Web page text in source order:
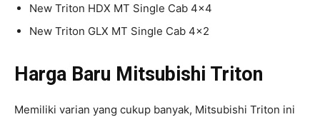
New Triton HDX MT Single Cab 4×4
New Triton GLX MT Single Cab 4×2
Harga Baru Mitsubishi Triton
Memiliki varian yang cukup banyak, Mitsubishi Triton ini